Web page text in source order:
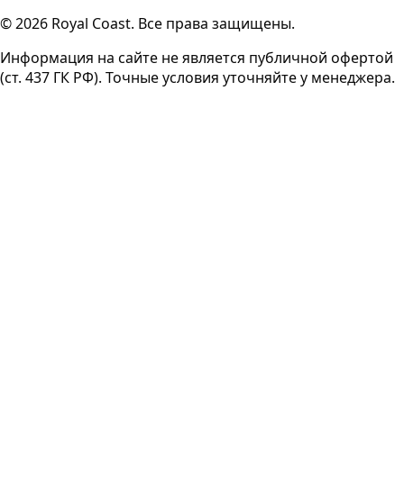
© 2026 Royal Coast. Все права защищены.
Информация на сайте не является публичной офертой
(ст. 437 ГК РФ). Точные условия уточняйте у менеджера.